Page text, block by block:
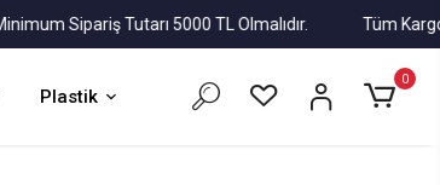
Sipariş Tutarı 5000 TL Olmalıdır. Tüm Kargolar
Plastik
0